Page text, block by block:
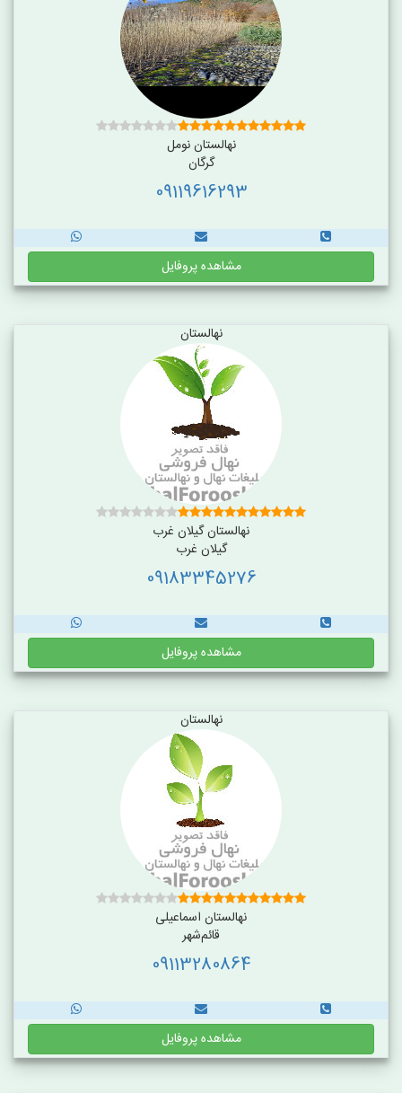
نهالستان نومل
گرگان
09119616293
مشاهده پروفایل
نهالستان
نهالستان گیلان غرب
گیلان غرب
09183345276
مشاهده پروفایل
نهالستان
نهالستان اسماعیلی
قائم‌شهر
09113280864
مشاهده پروفایل